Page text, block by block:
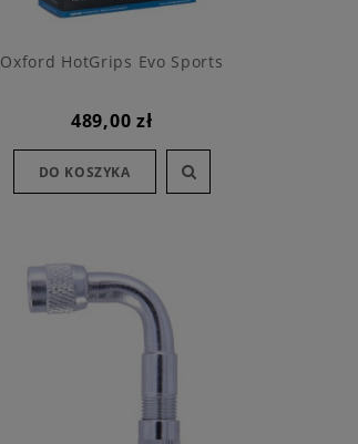
Oxford HotGrips Evo Sports
489,00 zł
DO KOSZYKA